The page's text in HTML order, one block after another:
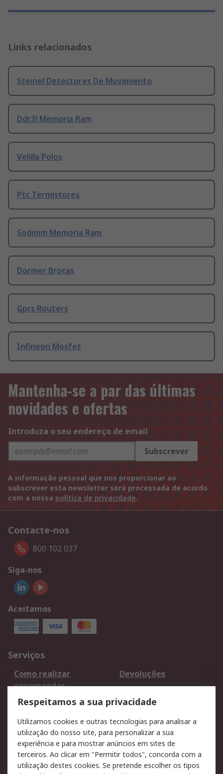
Links relacionados
Steinel Detectores De Movimiento
Ddr3l Memoria Ram
Velilla Polos
Ptc Termistores
Sodimm Memoria Ram
Dormer Brocas
Gprs Routers
Infineon Mosfet
Mantenha-se a par das últimas
novidades e ofertas
Introduza o seu endereço de email
Subscrever
A informação pessoal que nos proporcionar ao
subscrever esta newsletter será processada de acordo
com a nossa política de privacidade.
Contacte-nos
800 102 037
Siga-nos
Aceitamos
Serviços
Como realizar
encomendas
Devoluções
Formas de entrega
Qualidade e ambiente
Pagamento e
faturação
Legal
Respeitamos a sua privacidade
Utilizamos cookies e outras tecnologias para analisar a
utilização do nosso site, para personalizar a sua
experiência e para mostrar anúncios em sites de
terceiros. Ao clicar em "Permitir todos", concorda com a
utilização destes cookies. Se pretende escolher os tipos